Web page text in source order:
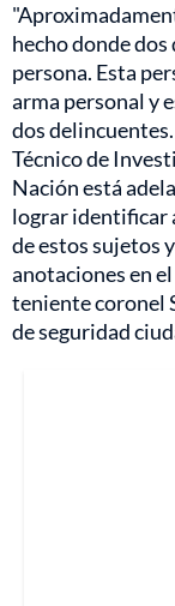
hecho donde
persona. Esta
arma personal y
dos
Técnico de
Nación está
lograr identificar
de estos sujetos
anotaciones en
teniente coronel
de seguridad